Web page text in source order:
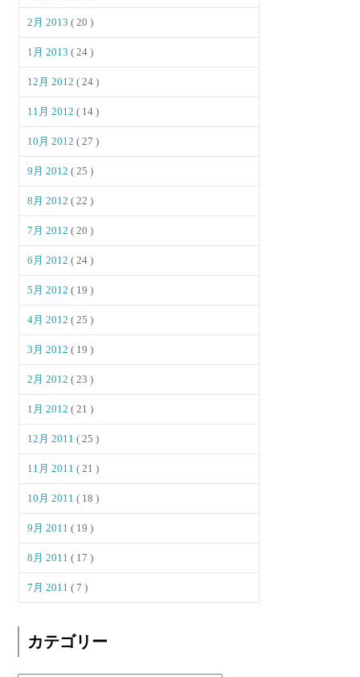
2月 2013( 20 )
1月 2013( 24 )
12月 2012( 24 )
11月 2012( 14 )
10月 2012( 27 )
9月 2012( 25 )
8月 2012( 22 )
7月 2012( 20 )
6月 2012( 24 )
5月 2012( 19 )
4月 2012( 25 )
3月 2012( 19 )
2月 2012( 23 )
1月 2012( 21 )
12月 2011( 25 )
11月 2011( 21 )
10月 2011( 18 )
9月 2011( 19 )
8月 2011( 17 )
7月 2011( 7 )
カテゴリー